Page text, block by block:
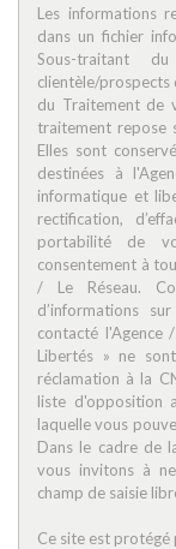
Habitants de
Habitants de 25
Habitants de
Nombre
Familles sans
Familles avec 1
Maisons
Appartements
Familles avec 3
Les informations
dans un fichier
Sous-traitant
clientèle/prospects
du Traitement de
traitement repose
Elles sont
destinées à
informatique et
rectification,
portabilité de
consentement à
/ Le Réseau.
d’informations
contacté l'Agence
Libertés » ne
réclamation à la
liste d'opposition
laquelle vous
Dans le cadre de
vous invitons à
champ de saisie
Ce site est protégé